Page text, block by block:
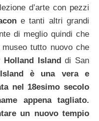
d’arte con pezzi
e tanti altri grandi
di meglio quindi che
tutto nuovo che
Holland Islanddi San
è una vera e
nel 18esimo secolo
appena tagliato.
un nuovo tempio